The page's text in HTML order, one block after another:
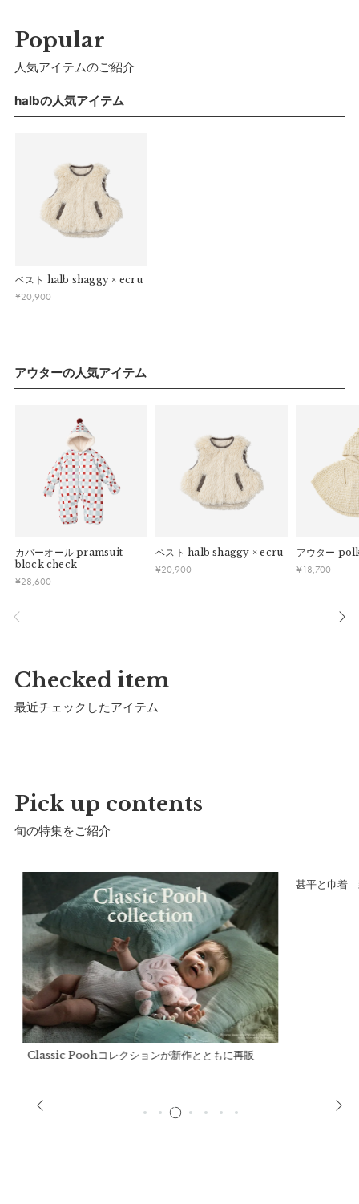
a）着丈：35cm
b）身幅：39cm
c）肩幅：28cm
d）裾幅：43cm
サイズ(100cm-110cm)
a）着丈：39.5cm
b）身幅：42cm
d）裾幅：
さい。
表側：
ポリエステル62%、アクリル16%、羊毛11%、ナイロ
ン7%、レーヨン3%、綿1%
中わた：ポリエステル100%
裏側身頃上部：
ポリエステル100%
※水洗い不可。
（毛玉）が発生する恐れがあります。ピリングが出来てしま
ったら引っ張ろうとせず、小さなハサミで丁寧に取り除いて
下さい。
の中に入れると色移りの原因となりますので、お避け下さ
製造国：中国
Popular
人気アイテムのご紹介
halbの人気アイテム
ベスト halb shaggy × ecru
¥20,900
アウターの人気アイテム
カバーオール pramsuit
block check
¥28,600
ベスト halb shaggy × ecru
¥20,900
アウター
¥18,700
Checked item
最近チェックしたアイテム
Pick up contents
旬の特集をご紹介
Classic Poohコレクションが新作とともに再販
甚平と巾着